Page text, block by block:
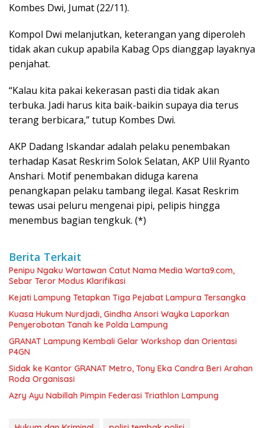
Kombes Dwi, Jumat (22/11).
Kompol Dwi melanjutkan, keterangan yang diperoleh
tidak akan cukup apabila Kabag Ops dianggap layaknya
penjahat.
“Kalau kita pakai kekerasan pasti dia tidak akan
terbuka. Jadi harus kita baik-baikin supaya dia terus
terang berbicara,” tutup Kombes Dwi.
AKP Dadang Iskandar adalah pelaku penembakan
terhadap Kasat Reskrim Solok Selatan, AKP Ulil Ryanto
Anshari. Motif penembakan diduga karena
penangkapan pelaku tambang ilegal. Kasat Reskrim
tewas usai peluru mengenai pipi, pelipis hingga
menembus bagian tengkuk. (*)
Berita Terkait
Penipu Ngaku Wartawan Catut Nama Media Warta9.com,
Sebar Teror Modus Klarifikasi
Kejati Lampung Tetapkan Tiga Pejabat Lampura Tersangka
Kuasa Hukum Nurdjadi, Gindha Ansori Wayka Laporkan
Penyerobotan Tanah ke Polda Lampung
GRANAT Lampung Kembali Gelar Workshop dan Orientasi
P4GN
‎Sidak ke Kantor GRANAT Metro, Tony Eka Candra Beri Arahan
Roda Organisasi
Azry Ayu Nabillah Pimpin Federasi Triathlon Lampung